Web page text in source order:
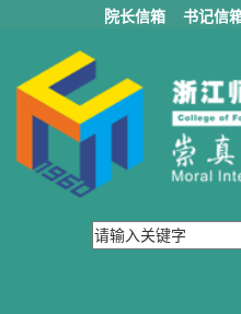
院长信箱 书记信